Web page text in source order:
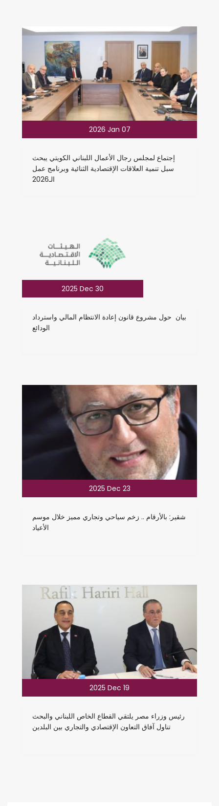
2026 Jan 07
إجتماع لمجلس رجال الأعمال اللبناني الكويتي يبحث
سبل تنمية العلاقات الإقتصادية الثنائية وبرنامج عمل
الـ2026
2025 Dec 30
بيان حول مشروع قانون إعادة الانتظام المالي واسترداد
الودائع
2025 Dec 23
شقير: بالأرقام .. زخم سياحي وتجاري مميز خلال موسم
الأعياد
2025 Dec 19
رئيس وزراء مصر يلتقي القطاع الخاص اللبناني والبحث
تناول آفاق التعاون الإقتصادي والتجاري بين البلدين